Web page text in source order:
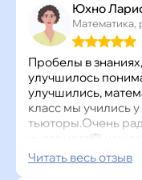
предметам:
Вчера прошла
теста на отлично,
Это нас
Дочь говорит, что
она понимает и
правильное
вначале очень
занимается, я не
«Как дела, сколько
Спасибо Точке
Юхно
Математика,
Пробелы в
улучшилось
улучшились,
класс мы учились
тьюторы.Очень
интернета🙈
позитивного
Читать весь отзыв